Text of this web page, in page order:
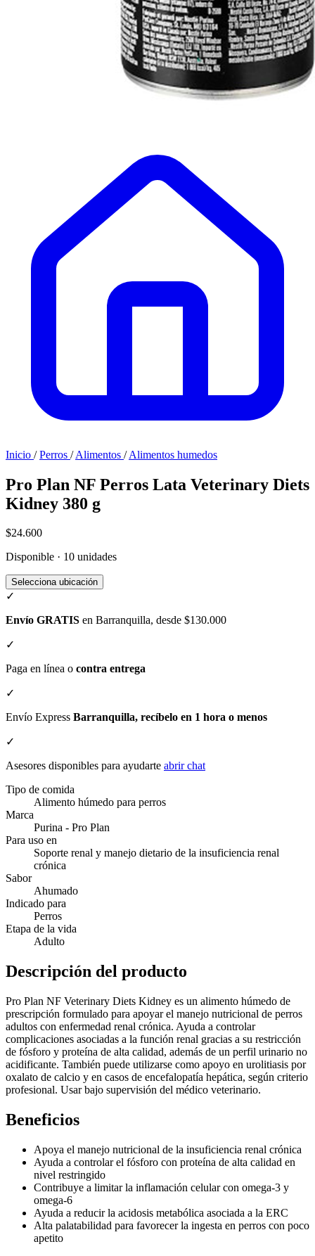
Inicio / Perros / Alimentos / Alimentos humedos
Pro Plan NF Perros Lata Veterinary Diets
Kidney 380 g
$24.600
Disponible · 10 unidades
Selecciona ubicación
✓
Envío GRATIS en Barranquilla, desde $130.000
✓
Paga en línea o contra entrega
✓
Envío Express Barranquilla, recíbelo en 1 hora o menos
✓
Asesores disponibles para ayudarte abrir chat
Tipo de comida
Alimento húmedo para perros
Marca
Purina - Pro Plan
Para uso en
Soporte renal y manejo dietario de la insuficiencia renal
crónica
Sabor
Ahumado
Indicado para
Perros
Etapa de la vida
Adulto
Descripción del producto
Pro Plan NF Veterinary Diets Kidney es un alimento húmedo de
prescripción formulado para apoyar el manejo nutricional de perros
adultos con enfermedad renal crónica. Ayuda a controlar
complicaciones asociadas a la función renal gracias a su restricción
de fósforo y proteína de alta calidad, además de un perfil urinario no
acidificante. También puede utilizarse como apoyo en urolitiasis por
oxalato de calcio y en casos de encefalopatía hepática, según criterio
profesional. Usar bajo supervisión del médico veterinario.
Beneficios
Apoya el manejo nutricional de la insuficiencia renal crónica
Ayuda a controlar el fósforo con proteína de alta calidad en
nivel restringido
Contribuye a limitar la inflamación celular con omega-3 y
omega-6
Ayuda a reducir la acidosis metabólica asociada a la ERC
Alta palatabilidad para favorecer la ingesta en perros con poco
apetito